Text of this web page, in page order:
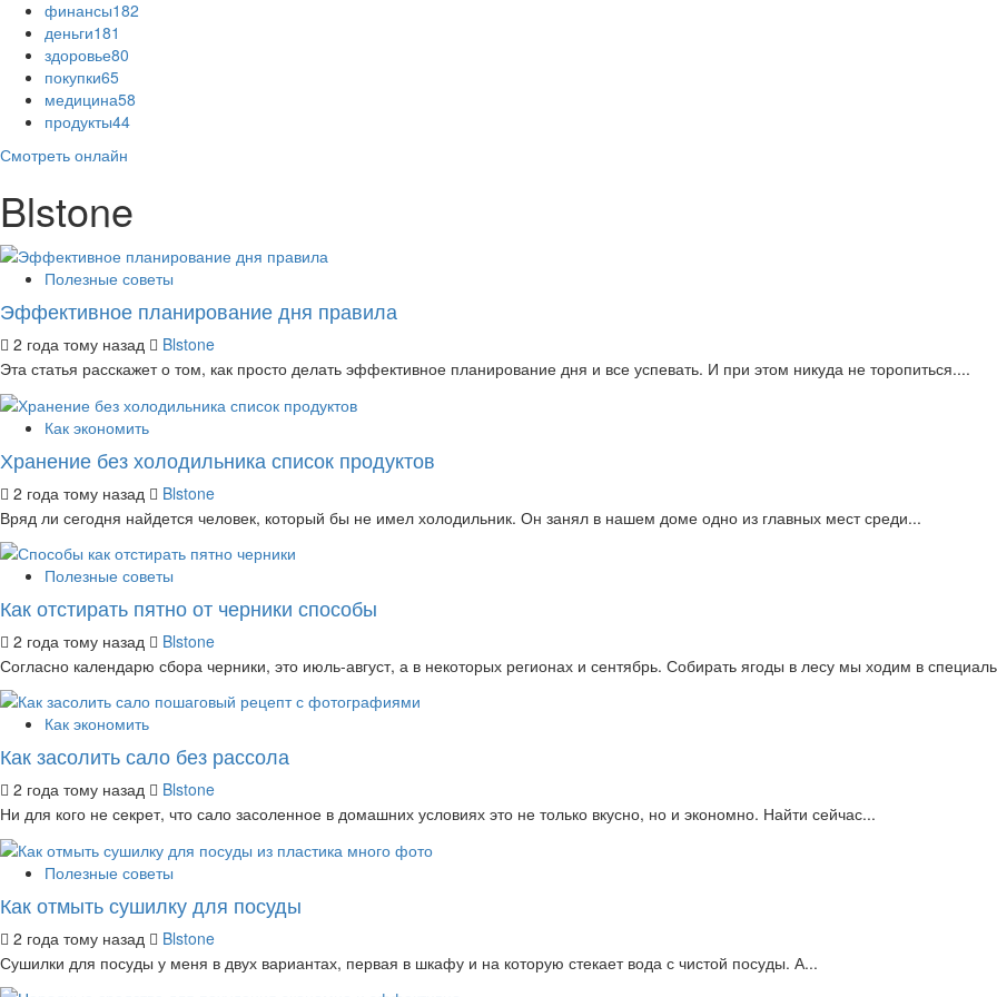
финансы182
деньги181
здоровье80
покупки65
медицина58
продукты44
Смотреть онлайн
Blstone
Полезные советы
Эффективное планирование дня правила
2 года тому назад
Blstone
Эта статья расскажет о том, как просто делать эффективное планирование дня и все успевать. И при этом никуда не торопиться....
Как экономить
Хранение без холодильника список продуктов
2 года тому назад
Blstone
Вряд ли сегодня найдется человек, который бы не имел холодильник. Он занял в нашем доме одно из главных мест среди...
Полезные советы
Как отстирать пятно от черники способы
2 года тому назад
Blstone
Согласно календарю сбора черники, это июль-август, а в некоторых регионах и сентябрь. Собирать ягоды в лесу мы ходим в
Как экономить
Как засолить сало без рассола
2 года тому назад
Blstone
Ни для кого не секрет, что сало засоленное в домашних условиях это не только вкусно, но и экономно. Найти сейчас...
Полезные советы
Как отмыть сушилку для посуды
2 года тому назад
Blstone
Сушилки для посуды у меня в двух вариантах, первая в шкафу и на которую стекает вода с чистой посуды. А...